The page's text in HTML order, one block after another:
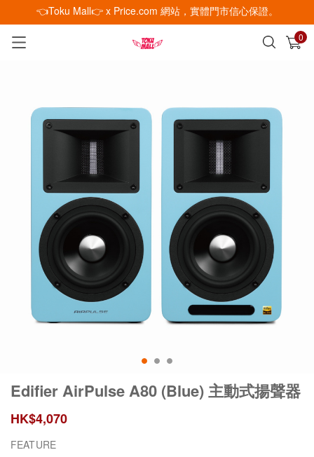
👈Toku Mall👉 x Price.com 網站，實體門市信心保證。
0
已加入購物車 查看
Edifier AirPulse A80 (Blue) 主動式揚聲器
HK$4,070
FEATURE